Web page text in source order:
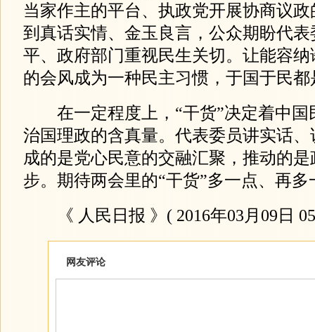
当家作主的平台、执政党开展协商议
到真话实情、金玉良言，公众期盼代
平、政府部门重视民生关切。让能容
的会风成为一种民主习惯，于国于民
在一定程度上，“干货”决定着中国
治国理政的含真量。代表委员讲实话
成的是党心民意的交融汇聚，推动的
步。期待两会里的“干货”多一点、再多
《 人民日报 》( 2016年03月09日
网友评论